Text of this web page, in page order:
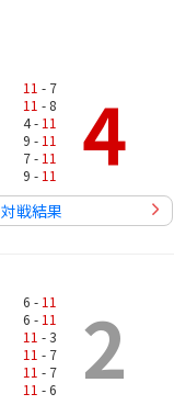
11 - 7
11 - 8
4 - 11
9 - 11
7 - 11
9 - 11 4
対戦結果
6 - 11
6 - 11
11 - 3
11 - 7
11 - 7
11 - 6 2